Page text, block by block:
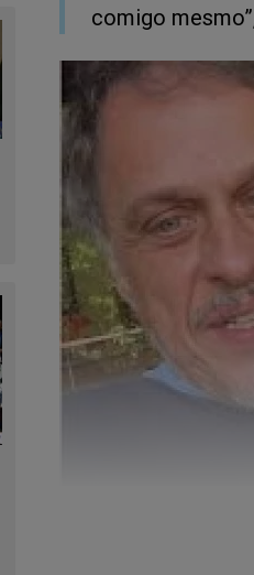
comigo
Após a picada,
correu para o hospital,